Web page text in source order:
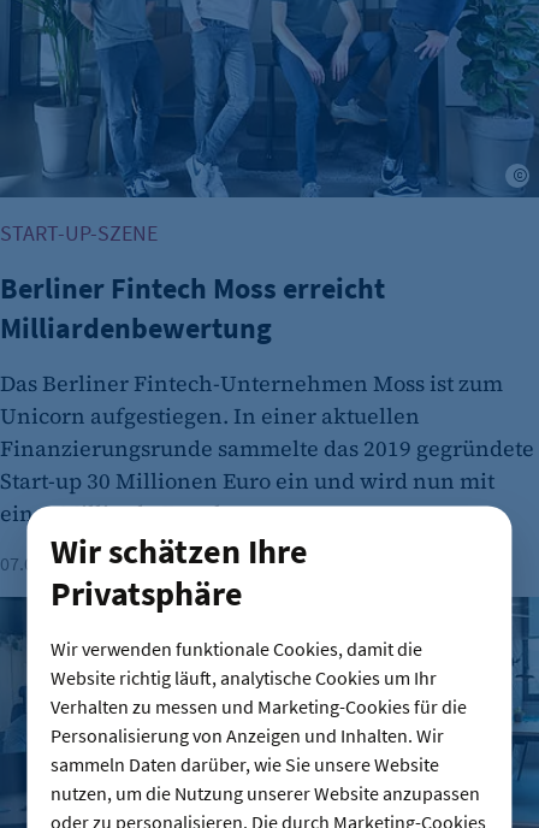
Wir schätzen Ihre
Privatsphäre
Wir verwenden funktionale Cookies, damit die
Website richtig läuft, analytische Cookies um Ihr
Verhalten zu messen und Marketing-Cookies für die
Personalisierung von Anzeigen und Inhalten. Wir
sammeln Daten darüber, wie Sie unsere Website
nutzen, um die Nutzung unserer Website anzupassen
oder zu personalisieren. Die durch Marketing-Cookies
START-UP-SZENE
Berliner Fintech Moss erreicht
Milliardenbewertung
Das Berliner Fintech-Unternehmen Moss ist zum
Unicorn aufgestiegen. In einer aktuellen
Finanzierungsrunde sammelte das 2019 gegründete
Start-up 30 Millionen Euro ein und wird nun mit
einer Milliarde Euro bewertet.
07.08.2026 Lesezeit: 1 Minute
Gründungszahlen steigen, Bürokratie bleibt größte Hürde